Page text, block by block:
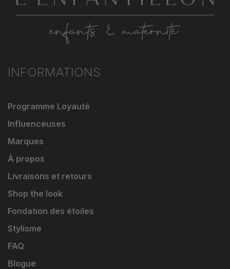
INFORMATIONS
Programme Loyauté
Influenceuses
Marques
À propos
Livraisons et retours
Shop the look
Fondation des étoiles
Stylisme
FAQ
Blogue